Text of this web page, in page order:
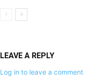
LEAVE A REPLY
Log in to leave a comment